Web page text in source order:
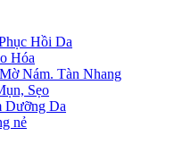
Hồi Da
Hóa
Nám. Tàn Nhang
Sẹo
Dưỡng Da
nẻ